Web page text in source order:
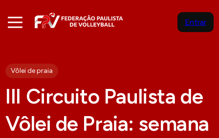
Entrar
Vôlei de praia
III Circuito Paulista de
Vôlei de Praia: semana